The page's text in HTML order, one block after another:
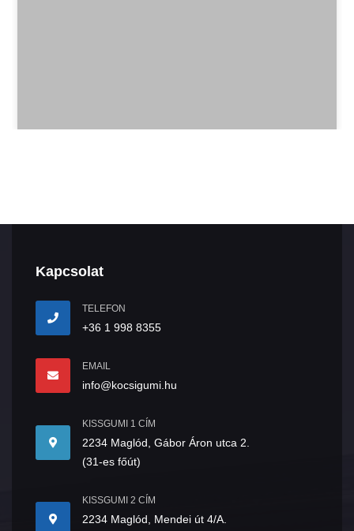
Kapcsolat
TELEFON
+36 1 998 8355
EMAIL
info@kocsigumi.hu
KISSGUMI 1 CÍM
2234 Maglód, Gábor Áron utca 2.
(31-es főút)
KISSGUMI 2 CÍM
2234 Maglód, Mendei út 4/A.